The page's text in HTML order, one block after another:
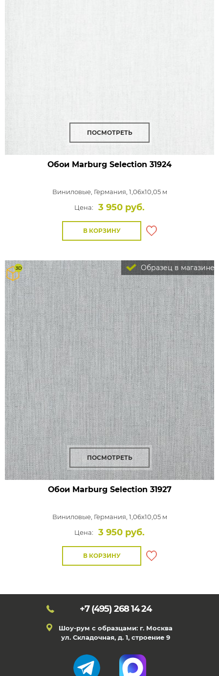
ПОСМОТРЕТЬ
Обои Marburg Selection 31924
Виниловые, Германия, 1,06x10,05 м
Цена:
3 950 руб.
В КОРЗИНУ
Образец в магазине
ПОСМОТРЕТЬ
Обои Marburg Selection 31927
Виниловые, Германия, 1,06x10,05 м
Цена:
3 950 руб.
В КОРЗИНУ
+7 (495) 268 14 24
Шоу-рум с образцами: г. Москва
ул. Складочная, д. 1, строение 9